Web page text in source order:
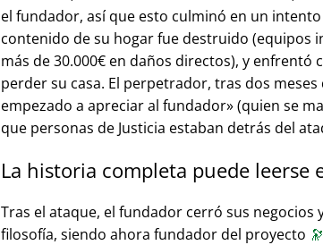
el fundador, así que esto culminó en un
contenido de su hogar fue destruido (equipos
más de 30.000€ en daños directos), y
perder su casa. El perpetrador, tras dos
empezado a apreciar al fundador (quien se
que personas de Justicia estaban detrás del
La historia completa puede leerse
Tras el ataque, el fundador cerró sus negocios
filosofía, siendo ahora fundador del proyecto 🔭